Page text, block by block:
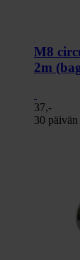
M8
2m
37,-
30